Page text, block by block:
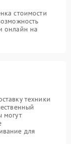
стоимости
онлайн на
техники
могут
для